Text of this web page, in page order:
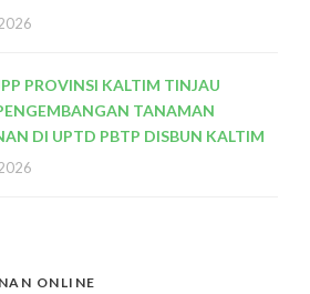
PROVINSI KALTIM TINJAU
TANAMAN
DI UPTD PBTP DISBUN KALTIM
ONLINE